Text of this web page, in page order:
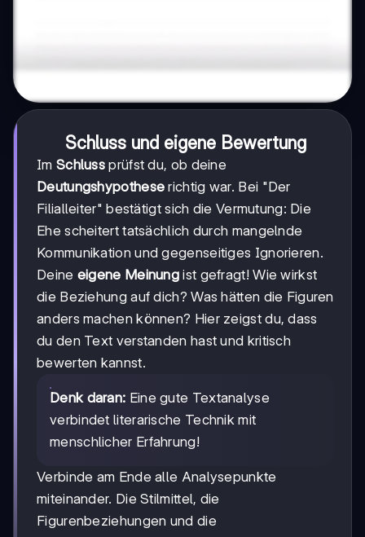
Schluss und eigene Bewertung
Im Schluss prüfst du, ob deine
Deutungshypothese richtig war. Bei "Der
Filialleiter" bestätigt sich die Vermutung: Die
Ehe scheitert tatsächlich durch mangelnde
Kommunikation und gegenseitiges Ignorieren.
Deine eigene Meinung ist gefragt! Wie wirkst
die Beziehung auf dich? Was hätten die Figuren
anders machen können? Hier zeigst du, dass
du den Text verstanden hast und kritisch
bewerten kannst.
Denk daran: Eine gute Textanalyse
verbindet literarische Technik mit
menschlicher Erfahrung!
Verbinde am Ende alle Analysepunkte
miteinander. Die Stilmittel, die
Figurenbeziehungen und die